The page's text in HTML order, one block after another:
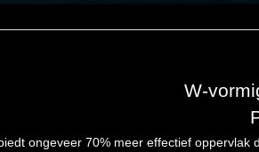
W-
ongeveer 70% meer effectief